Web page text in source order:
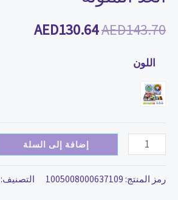
AED143.70
AED130.64
اللون
إضافة إلى السلة
رمز المنتج: 1005008000637109 التصنيف: